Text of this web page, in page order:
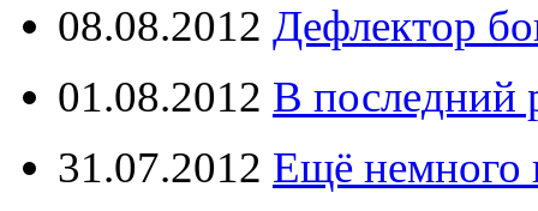
08.08.2012 Дефлектор
01.08.2012 В последний
31.07.2012 Ещё немного